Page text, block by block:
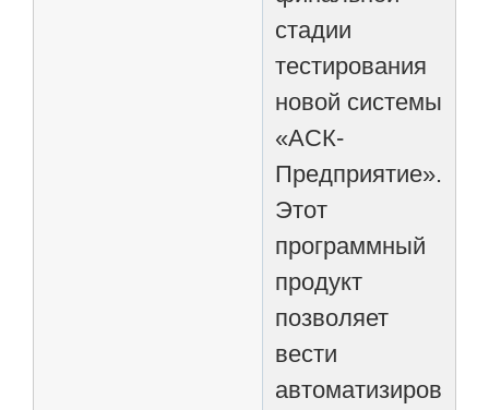
стадии
тестирования
новой системы
«АСК-
Предприятие».
Этот
программный
продукт
позволяет
вести